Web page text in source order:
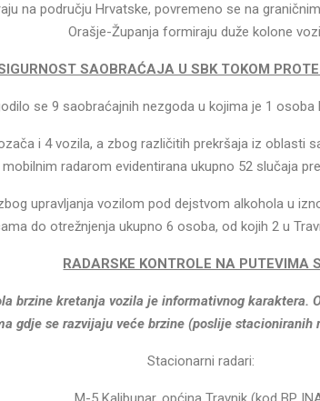
na području Hrvatske, povremeno se na
Orašje-Županja formiraju duže kolone
SAOBRAĆAJA U SBK TOKOM
se 9 saobraćajnih nezgoda u kojima je 1 osoba
i 4 vozila, a zbog različitih prekršaja iz oblasti
radarom evidentirana ukupno 52 slučaja
upravljanja vozilom pod dejstvom alkohola u
do otrežnjenja ukupno 6 osoba, od kojih 2 u
RADARSKE KONTROLE NA PUTEVIMA
brzine kretanja vozila je informativnog karaktera.
gdje se razvijaju veće brzine (poslije
Stacionarni radari: